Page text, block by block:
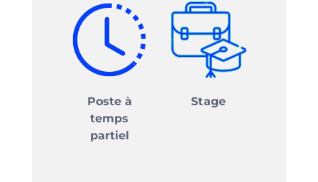
Poste à
temps
partiel
Stage